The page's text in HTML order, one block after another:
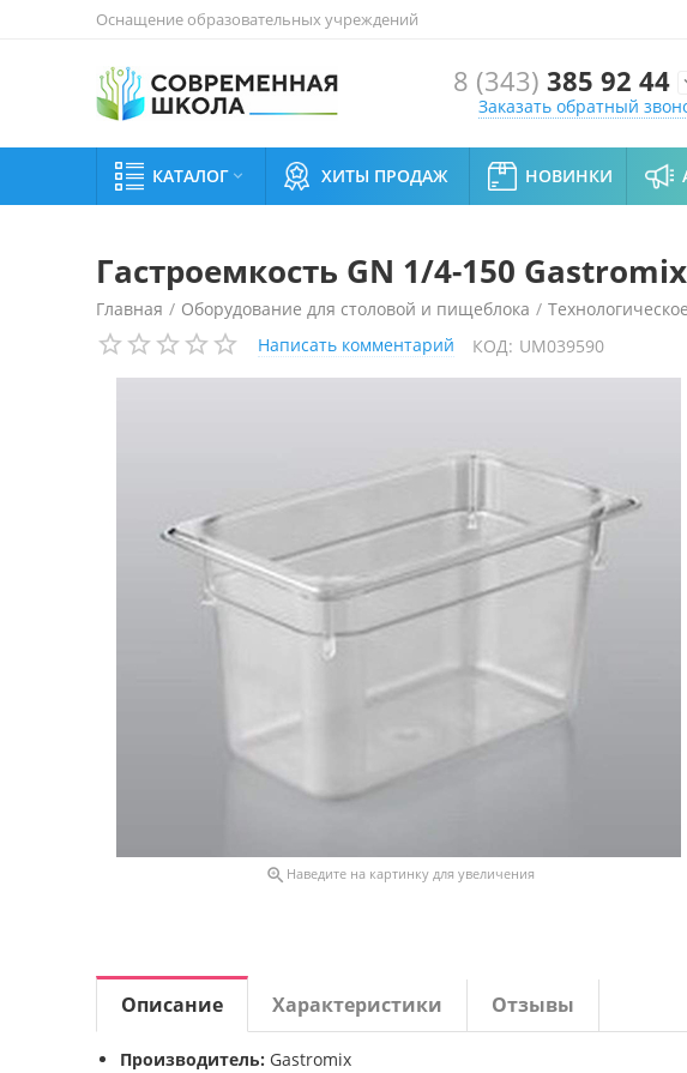
Оснащение образовательных учреждений
8 (343) 385 92 44
Заказать обратный
КАТАЛОГ  ХИТЫ ПРОДАЖ НОВИНКИ
Гастроемкость GN 1/4-150
Главная / Оборудование для столовой и пищеблока /
Гастроемкость GN 1/4-150 Gastromix (поликарбонат)
Написать комментарий КОД: UM039590
 Наведите на картинку для увеличения
Описание Характеристики Отзывы
Производитель: Gastromix